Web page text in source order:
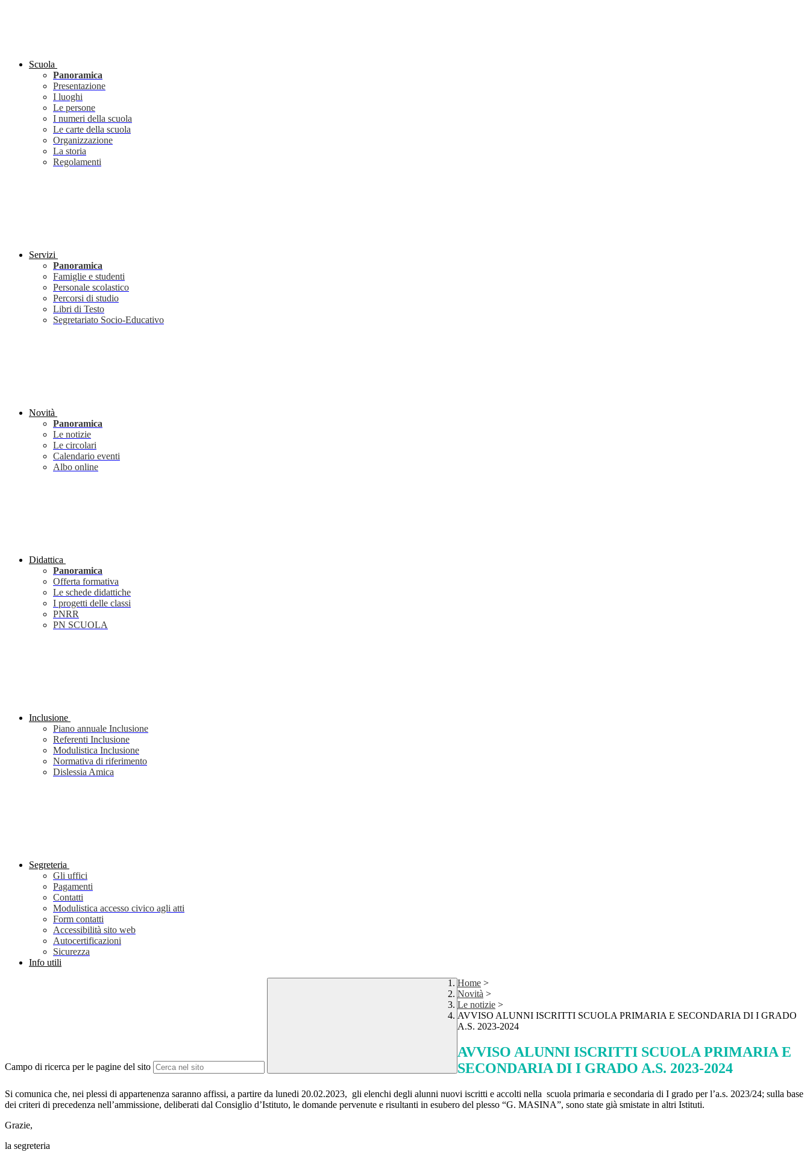
Scuola
Panoramica
Presentazione
I luoghi
Le persone
I numeri della scuola
Le carte della scuola
Organizzazione
La storia
Regolamenti
Servizi
Panoramica
Famiglie e studenti
Personale scolastico
Percorsi di studio
Libri di Testo
Segretariato Socio-Educativo
Novità
Panoramica
Le notizie
Le circolari
Calendario eventi
Albo online
Didattica
Panoramica
Offerta formativa
Le schede didattiche
I progetti delle classi
PNRR
PN SCUOLA
Inclusione
Piano annuale Inclusione
Referenti Inclusione
Modulistica Inclusione
Normativa di riferimento
Dislessia Amica
Segreteria
Gli uffici
Pagamenti
Contatti
Modulistica accesso civico agli atti
Form contatti
Accessibilità sito web
Autocertificazioni
Sicurezza
Info utili
Campo di ricerca per le pagine del sito
Home >
Novità >
Le notizie >
AVVISO ALUNNI ISCRITTI SCUOLA PRIMARIA E SECONDARIA DI I GRADO
A.S. 2023-2024
AVVISO ALUNNI ISCRITTI SCUOLA PRIMARIA E
SECONDARIA DI I GRADO A.S. 2023-2024
Si comunica che, nei plessi di appartenenza saranno affissi, a partire da lunedi 20.02.2023, gli elenchi degli alunni nuovi iscritti e accolti nella scuola primaria e secondaria di I grado per l’a.s. 2023/24; sulla base
dei criteri di precedenza nell’ammissione, deliberati dal Consiglio d’Istituto, le domande pervenute e risultanti in esubero del plesso “G. MASINA”, sono state già smistate in altri Istituti.
Grazie,
la segreteria